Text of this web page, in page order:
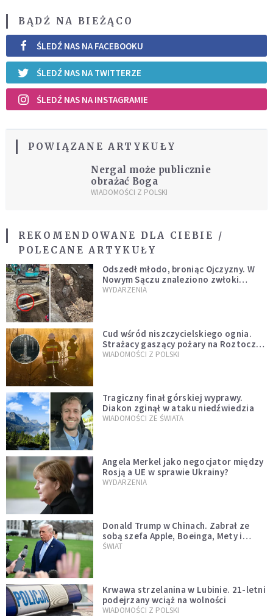
BĄDŹ NA BIEŻĄCO
ŚLEDŹ NAS NA FACEBOOKU
ŚLEDŹ NAS NA TWITTERZE
ŚLEDŹ NAS NA INSTAGRAMIE
POWIĄZANE ARTYKUŁY
Nergal może publicznie
obrażać Boga
WIADOMOŚCI Z POLSKI
REKOMENDOWANE DLA CIEBIE /
POLECANE ARTYKUŁY
Odszedł młodo, broniąc Ojczyzny. W
Nowym Sączu znaleziono zwłoki
mężczyzny z czasów potopu
WYDARZENIA
Cud wśród niszczycielskiego ognia.
Strażacy gaszący pożary na Roztoczu
opublikowali niezwykłe zdjęcie
WIADOMOŚCI Z POLSKI
Tragiczny finał górskiej wyprawy.
Diakon zginął w ataku niedźwiedzia
WIADOMOŚCI ZE ŚWIATA
Angela Merkel jako negocjator między
Rosją a UE w sprawie Ukrainy?
WYDARZENIA
Donald Trump w Chinach. Zabrał ze
sobą szefa Apple, Boeinga, Mety i
Muska
ŚWIAT
Krwawa strzelanina w Lubinie. 21-letni
podejrzany wciąż na wolności
WIADOMOŚCI Z POLSKI